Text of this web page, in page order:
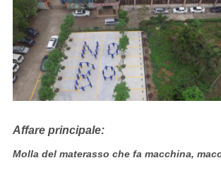
Affare principale:
Molla del materasso che fa macchina,